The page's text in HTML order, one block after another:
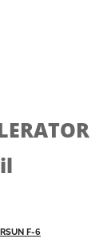
F-6